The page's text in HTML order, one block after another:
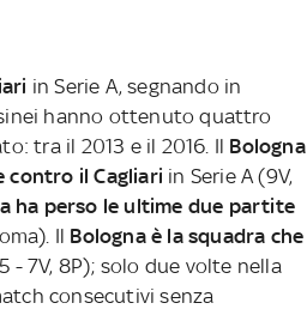
in Serie A, segnando in
hanno ottenuto quattro
tra il 2013 e il 2016. Il Bologna
contro il Cagliari in Serie A (9V,
ha perso le ultime due partite
Il Bologna è la squadra che
- 7V, 8P); solo due volte nella
consecutivi senza